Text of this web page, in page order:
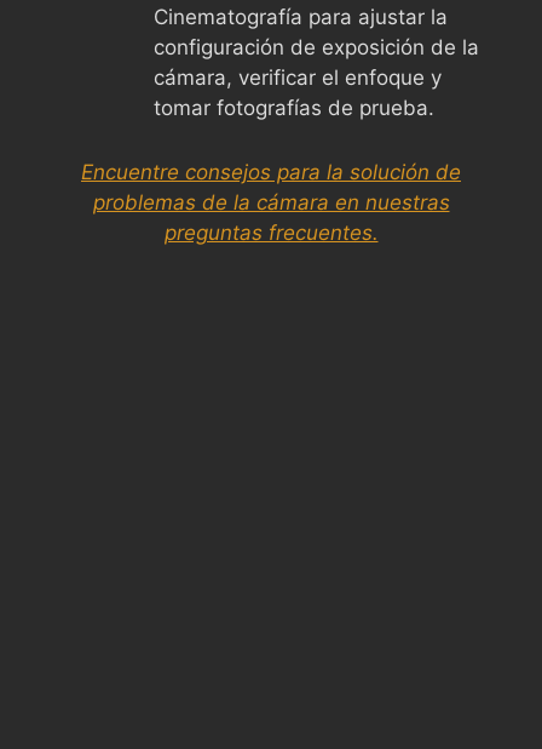
Cinematografía para ajustar la
configuración de exposición de la
cámara, verificar el enfoque y
tomar fotografías de prueba.
Encuentre consejos para la solución de
problemas de la cámara en nuestras
preguntas frecuentes.